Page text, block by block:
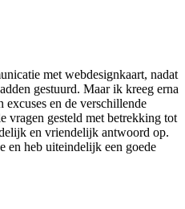
met webdesignkaart, nadat
gestuurd. Maar ik kreeg erna
excuses en de verschillende
vragen gesteld met betrekking tot
en vriendelijk antwoord op.
en heb uiteindelijk een goede